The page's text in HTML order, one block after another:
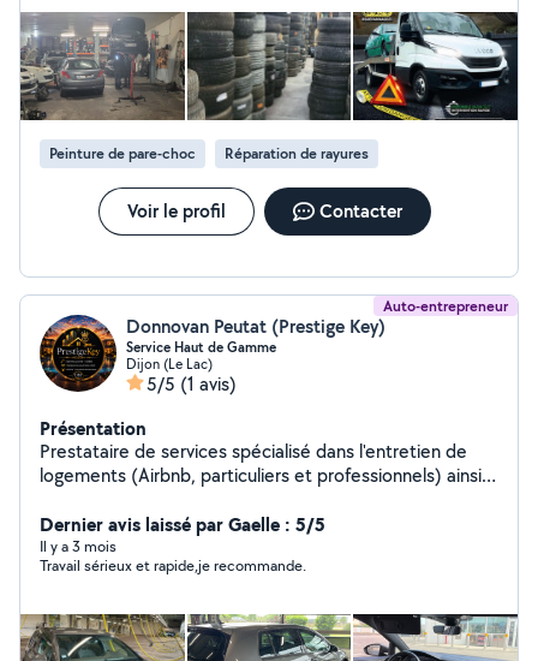
Peinture de pare-choc Réparation de rayures
Voir le profil Contacter
Auto-entrepreneur
Donnovan Peutat (Prestige Key)
Service Haut de Gamme
Dijon (Le Lac)
5/5 (1 avis)
Présentation
Prestataire de services spécialisé dans l'entretien de
logements (Airbnb, particuliers et professionnels) ainsi
mise en location de biens en longue durée. Je propose
un service sérieux, soigné et constant, pour une
tranquillité totale adapté aux besoins des propriétaires
les ménages fait toute la différence, je ne vise pas la
qualité, je la garantis. Disponible sur Dijon et ses
Dernier avis laissé par Gaelle : 5/5
Il y a 3 mois
Travail sérieux et rapide,je recommande.